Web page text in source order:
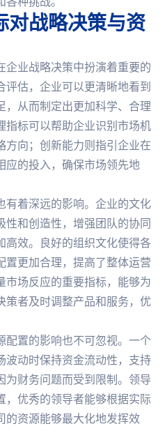
对战略决策与资
企业战略决策中扮演着重要的
估，企业可以更清晰地看到
，从而制定出更加科学、合理
指标可以帮助企业识别市场机
方向；创新能力则指引企业在
应的投入，确保市场领先地
有着深远的影响。企业的文化
性和创造性，增强团队的协同
高效。良好的组织文化使得各
置更加合理，提高了整体运营
市场反应的重要指标，能够为
策者及时调整产品和服务，优
配置的影响也不可忽视。一个
波动时保持资金流动性，支持
为财务问题而受到限制。领导
，优秀的领导者能够根据实际
的资源能够最大化地发挥效